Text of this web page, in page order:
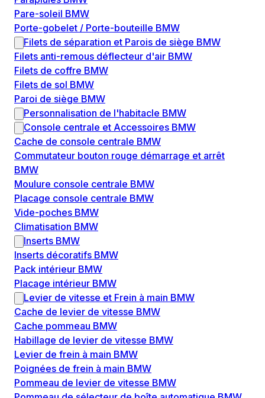
Pare-soleil BMW
Porte-gobelet / Porte-bouteille BMW
Filets de séparation et Parois de siège BMW
Filets anti-remous déflecteur d'air BMW
Filets de coffre BMW
Filets de sol BMW
Paroi de siège BMW
Personnalisation de l'habitacle BMW
Console centrale et Accessoires BMW
Cache de console centrale BMW
Commutateur bouton rouge démarrage et arrêt
BMW
Moulure console centrale BMW
Placage console centrale BMW
Vide-poches BMW
Climatisation BMW
Inserts BMW
Inserts décoratifs BMW
Pack intérieur BMW
Placage intérieur BMW
Levier de vitesse et Frein à main BMW
Cache de levier de vitesse BMW
Cache pommeau BMW
Habillage de levier de vitesse BMW
Levier de frein à main BMW
Poignées de frein à main BMW
Pommeau de levier de vitesse BMW